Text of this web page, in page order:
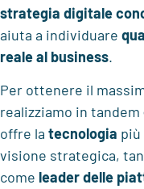
strategia digitale
aiuta a individuare
reale al business.
Per ottenere il
realizziamo in tandem
offre la tecnologia più
visione strategica,
come leader delle